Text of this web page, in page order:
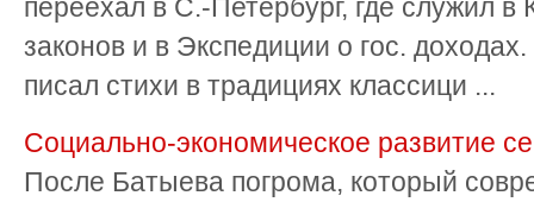
переехал в С.-Петербург, где служил
законов и в Экспедиции о гос.
писал стихи в традициях классици ...
Социально-экономическое развитие
После Батыева погрома, который